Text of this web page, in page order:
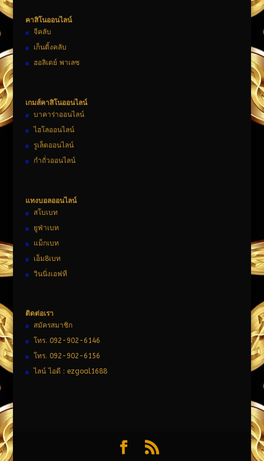
คาสิโนออนไลน์
จีคลับ
เก็นติ้งคลับ
ฮอลิเดย์ พาเลซ
เกมส์คาสิโนออนไลน์
บาคาร่าออนไลน์
ไฮโลออนไลน์
รูเล็ตออนไลน์
กำถั่วออนไลน์
แทงบอลออนไลน์
สโบเบท
ยูฟ่าเบท
แม็กเบท
เอ็ม8เบท
วินนิ่งเอฟที
ติดต่อเรา
สมัครสมาชิก
โทร. 092-902-6146
โทร. 092-902-6156
ไลน์ ไอดี : ezgoal1688